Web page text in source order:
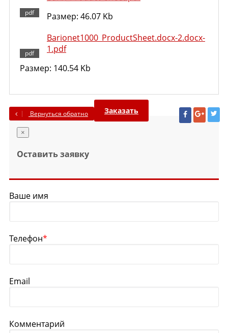
Размер: 46.07 Kb
Barionet1000_ProductSheet.docx-2.docx-
1.pdf
Размер: 140.54 Kb
Вернуться обратно Заказать
×
Оставить заявку
Ваше имя
Телефон*
Email
Комментарий